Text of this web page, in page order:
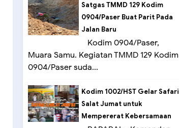
Satgas TMMD 129 Kodim
0904/Paser Buat Parit Pada
Jalan Baru
Kodim 0904/Paser,
Muara Samu. Kegiatan TMMD 129 Kodim
0904/Paser suda...
Kodim 1002/HST Gelar Safari
Salat Jumat untuk
Mempererat Kebersamaan